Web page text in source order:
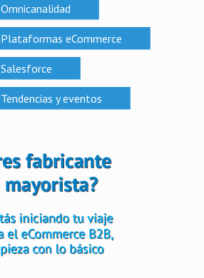
Omnicanalidad
Plataformas eCommerce
Salesforce
Tendencias y eventos